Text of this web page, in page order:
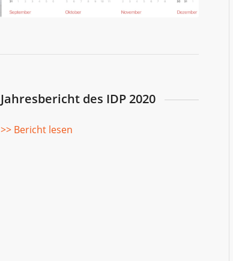
Jahresbericht des IDP 2020
>> Bericht lesen